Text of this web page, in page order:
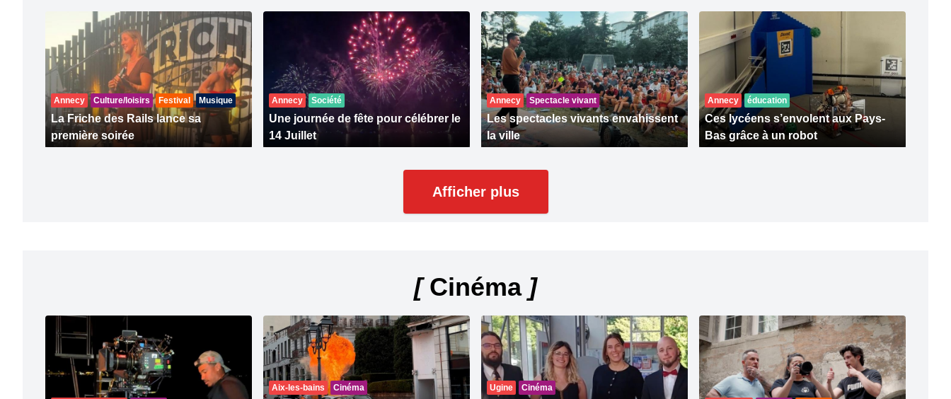
Annecy Culture/loisirs Festival Musique
La Friche des Rails lance sa
première soirée
Annecy Société
Une journée de fête pour célébrer le
14 Juillet
Annecy Spectacle vivant
Les spectacles vivants envahissent
la ville
Annecy éducation
Ces lycéens s’envolent aux Pays-
Bas grâce à un robot
Afficher plus
[Cinéma ]
Aix-les-bains Cinéma Ugine Cinéma